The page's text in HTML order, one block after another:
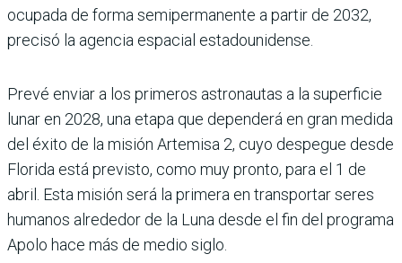
ocupada de forma semipermanente a partir de 2032,
precisó la agencia espacial estadounidense.
Prevé enviar a los primeros astronautas a la superficie
lunar en 2028, una etapa que dependerá en gran medida
del éxito de la misión Artemisa 2, cuyo despegue desde
Florida está previsto, como muy pronto, para el 1 de
abril. Esta misión será la primera en transportar seres
humanos alrededor de la Luna desde el fin del programa
Apolo hace más de medio siglo.